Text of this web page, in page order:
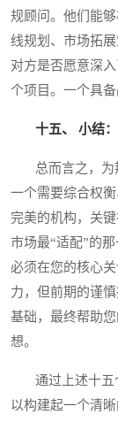
规顾问。他们能
线规划、市场拓
对方是否愿意深
个项目。一个具
十五、 小结
总而言之，为
一个需要综合权
完美的机构，关
市场最“适配”的
必须在您的核心
力，但前期的谨
基础，最终帮助
想。
通过上述十五个
以构建起一个清